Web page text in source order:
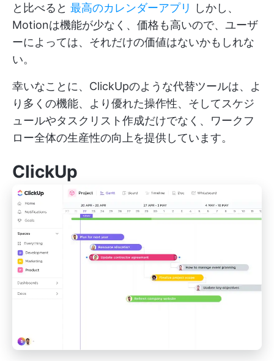
と比べると 最高のカレンダーアプリ
しかし、
Motionは機能が少なく、価格も高いので、ユーザ
ーによっては、それだけの価値はないかもしれな
い。
幸いなことに、ClickUpのような代替ツールは、よ
り多くの機能、より優れた操作性、そしてスケジ
ュールやタスクリスト作成だけでなく、ワークフ
ロー全体の生産性の向上を提供しています。
ClickUp